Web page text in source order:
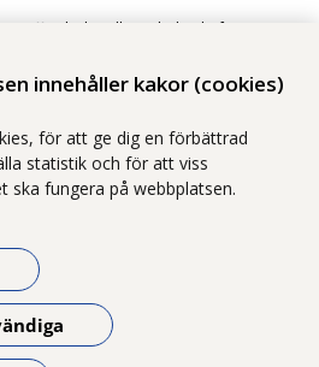
innehåller kakor (cookies)
för att ge dig en förbättrad
statistik och för att viss
ska fungera på webbplatsen.
offentlig handling. Skicka därför inte
är tagna av fotograf Yanan Li om inget